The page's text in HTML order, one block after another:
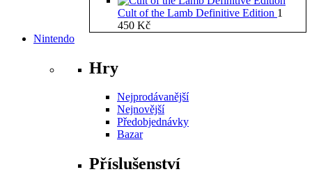
Cult of the Lamb Definitive Edition 1
450 Kč
Nintendo
Hry
Nejprodávanější
Nejnovější
Předobjednávky
Bazar
Příslušenství